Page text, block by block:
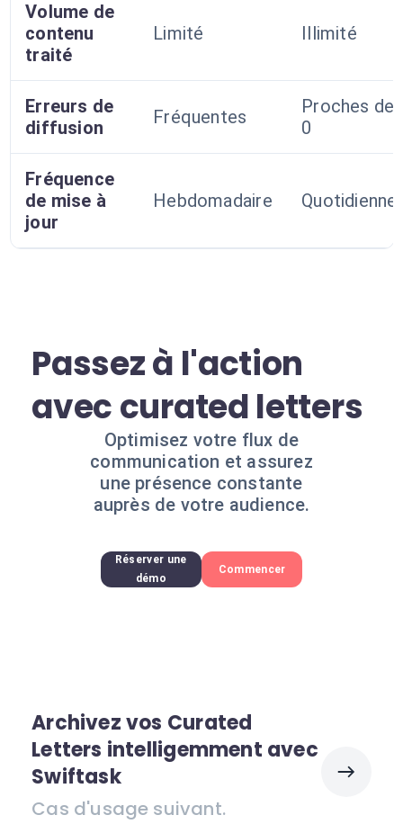
Volume de
contenu
traité
Limité Illimité
Erreurs de
diffusion
Fréquentes
Proches de
0
Fréquence
de mise à
jour
Hebdomadaire Quotidienne
Passez à l'action
avec curated letters
Optimisez votre flux de
communication et assurez
une présence constante
auprès de votre audience.
Réserver une
démo
Commencer
Archivez vos Curated
Letters intelligemment avec
Swiftask
Cas d'usage suivant.